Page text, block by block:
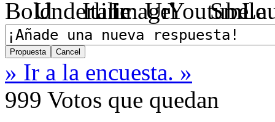
» Ir a la encuesta. »
999 Votos que quedan